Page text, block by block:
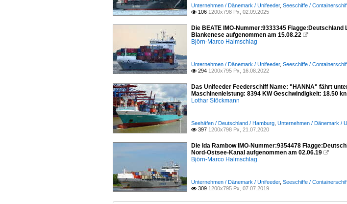
Unternehmen / Dänemark / Unifeeder, Seeschiffe /
 106 1200x798 Px, 02.09.2025
Die BEATE IMO-Nummer:9333345
Blankenese aufgenommen am 15.08.22 
Björn-Marco Halmschlag
Unternehmen / Dänemark / Unifeeder, Seeschiffe /
 294 1200x795 Px, 16.08.2022
Das Unifeeder Feederschiff Name: "HANNA" fährt
Maschinenleistung: 8394 KW Geschwindigkeit: 18.50
Lothar Stöckmann
Seehäfen / Deutschland / Hamburg Unternehmen / Dänemark /
 397 1200x798 Px, 21.07.2020
Die Ida Rambow IMO-Nummer:9354478
Nord-Ostsee-Kanal aufgenommen am 02.06.19 
Björn-Marco Halmschlag
Unternehmen / Dänemark / Unifeeder, Seeschiffe /
 309 1200x795 Px, 07.07.2019